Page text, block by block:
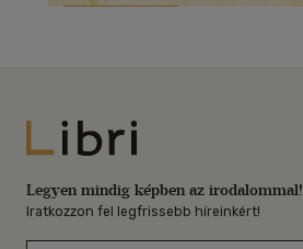
Libri
Legyen mindig képben az irodalommal!
Iratkozzon fel legfrissebb híreinkért!